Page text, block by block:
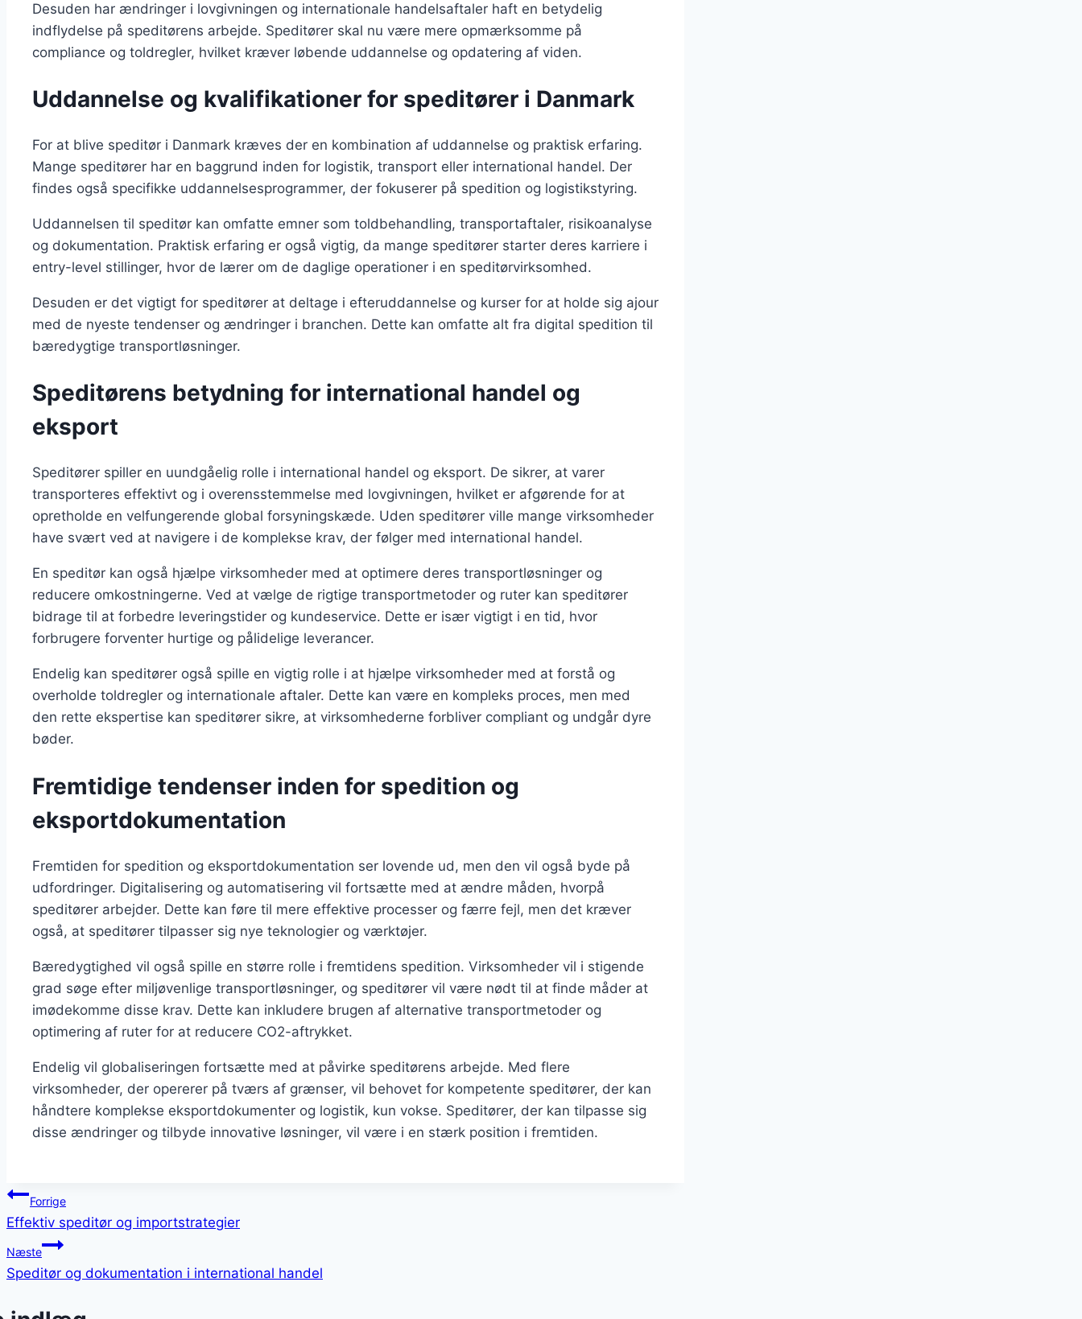
Desuden har ændringer i lovgivningen og internationale handelsaftaler haft en betydelig
indflydelse på speditørens arbejde. Speditører skal nu være mere opmærksomme på
compliance og toldregler, hvilket kræver løbende uddannelse og opdatering af viden.
Uddannelse og kvalifikationer for speditører i Danmark
For at blive speditør i Danmark kræves der en kombination af uddannelse og praktisk erfaring.
Mange speditører har en baggrund inden for logistik, transport eller international handel. Der
findes også specifikke uddannelsesprogrammer, der fokuserer på spedition og logistikstyring.
Uddannelsen til speditør kan omfatte emner som toldbehandling, transportaftaler, risikoanalyse
og dokumentation. Praktisk erfaring er også vigtig, da mange speditører starter deres karriere i
entry-level stillinger, hvor de lærer om de daglige operationer i en speditørvirksomhed.
Desuden er det vigtigt for speditører at deltage i efteruddannelse og kurser for at holde sig ajour
med de nyeste tendenser og ændringer i branchen. Dette kan omfatte alt fra digital spedition til
bæredygtige transportløsninger.
Speditørens betydning for international handel og
eksport
Speditører spiller en uundgåelig rolle i international handel og eksport. De sikrer, at varer
transporteres effektivt og i overensstemmelse med lovgivningen, hvilket er afgørende for at
opretholde en velfungerende global forsyningskæde. Uden speditører ville mange virksomheder
have svært ved at navigere i de komplekse krav, der følger med international handel.
En speditør kan også hjælpe virksomheder med at optimere deres transportløsninger og
reducere omkostningerne. Ved at vælge de rigtige transportmetoder og ruter kan speditører
bidrage til at forbedre leveringstider og kundeservice. Dette er især vigtigt i en tid, hvor
forbrugere forventer hurtige og pålidelige leverancer.
Endelig kan speditører også spille en vigtig rolle i at hjælpe virksomheder med at forstå og
overholde toldregler og internationale aftaler. Dette kan være en kompleks proces, men med
den rette ekspertise kan speditører sikre, at virksomhederne forbliver compliant og undgår dyre
bøder.
Fremtidige tendenser inden for spedition og
eksportdokumentation
Fremtiden for spedition og eksportdokumentation ser lovende ud, men den vil også byde på
udfordringer. Digitalisering og automatisering vil fortsætte med at ændre måden, hvorpå
speditører arbejder. Dette kan føre til mere effektive processer og færre fejl, men det kræver
også, at speditører tilpasser sig nye teknologier og værktøjer.
Bæredygtighed vil også spille en større rolle i fremtidens spedition. Virksomheder vil i stigende
grad søge efter miljøvenlige transportløsninger, og speditører vil være nødt til at finde måder at
imødekomme disse krav. Dette kan inkludere brugen af alternative transportmetoder og
optimering af ruter for at reducere CO2-aftrykket.
Endelig vil globaliseringen fortsætte med at påvirke speditørens arbejde. Med flere
virksomheder, der opererer på tværs af grænser, vil behovet for kompetente speditører, der kan
håndtere komplekse eksportdokumenter og logistik, kun vokse. Speditører, der kan tilpasse sig
disse ændringer og tilbyde innovative løsninger, vil være i en stærk position i fremtiden.
Indlægsnavigation
Forrige
Effektiv speditør og importstrategier
Næste
Speditør og dokumentation i international handel